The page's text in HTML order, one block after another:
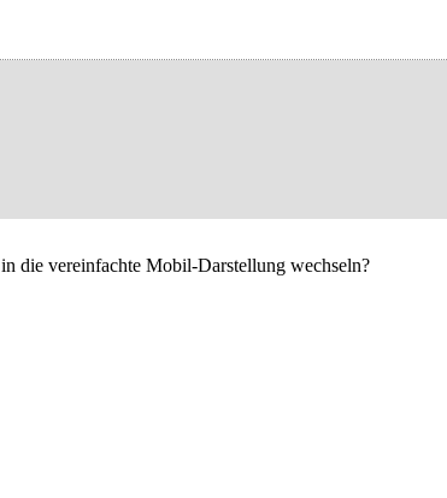
in die vereinfachte Mobil-Darstellung wechseln?